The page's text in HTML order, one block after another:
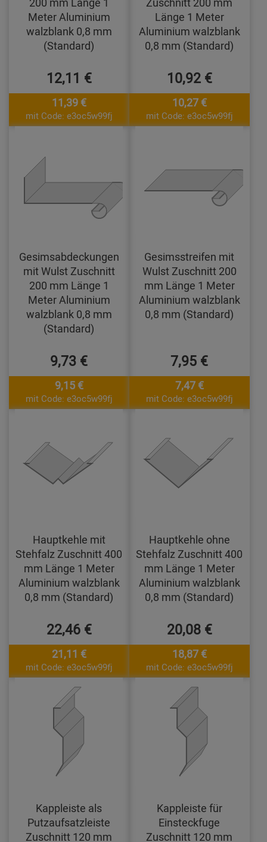
Meter Aluminium
walzblank 0,8 mm
(Standard)
12,11 €
11,39 €
mit Code: e3oc5w99fj
Länge 1 Meter
Aluminium walzblank
0,8 mm (Standard)
10,92 €
10,27 €
mit Code: e3oc5w99fj
Gesimsabdeckungen
mit Wulst Zuschnitt
200 mm Länge 1
Meter Aluminium
walzblank 0,8 mm
(Standard)
9,73 €
9,15 €
mit Code: e3oc5w99fj
Gesimsstreifen mit
Wulst Zuschnitt 200
mm Länge 1 Meter
Aluminium walzblank
0,8 mm (Standard)
7,95 €
7,47 €
mit Code: e3oc5w99fj
Hauptkehle mit
Stehfalz Zuschnitt 400
mm Länge 1 Meter
Aluminium walzblank
0,8 mm (Standard)
22,46 €
21,11 €
mit Code: e3oc5w99fj
Hauptkehle ohne
Stehfalz Zuschnitt 400
mm Länge 1 Meter
Aluminium walzblank
0,8 mm (Standard)
20,08 €
18,87 €
mit Code: e3oc5w99fj
Kappleiste als
Putzaufsatzleiste
Zuschnitt 120 mm
Kappleiste für
Einsteckfuge
Zuschnitt 120 mm